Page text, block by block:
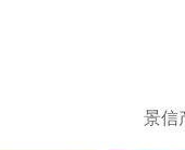
景信